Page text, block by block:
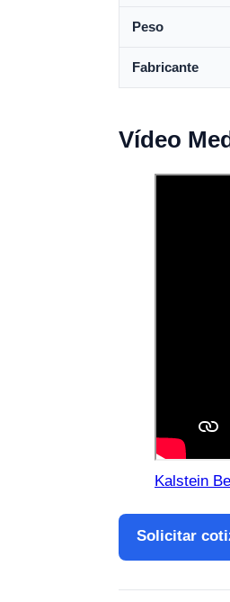
Peso
Fabricante
Vídeo
Kalstein
Solicitar